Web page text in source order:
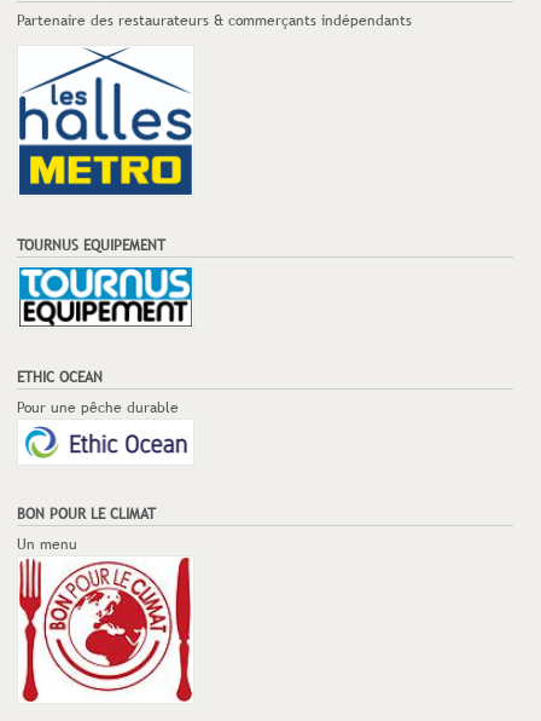
Partenaire des restaurateurs & commerçants indépendants
TOURNUS EQUIPEMENT
ETHIC OCEAN
Pour une pêche durable
BON POUR LE CLIMAT
Un menu